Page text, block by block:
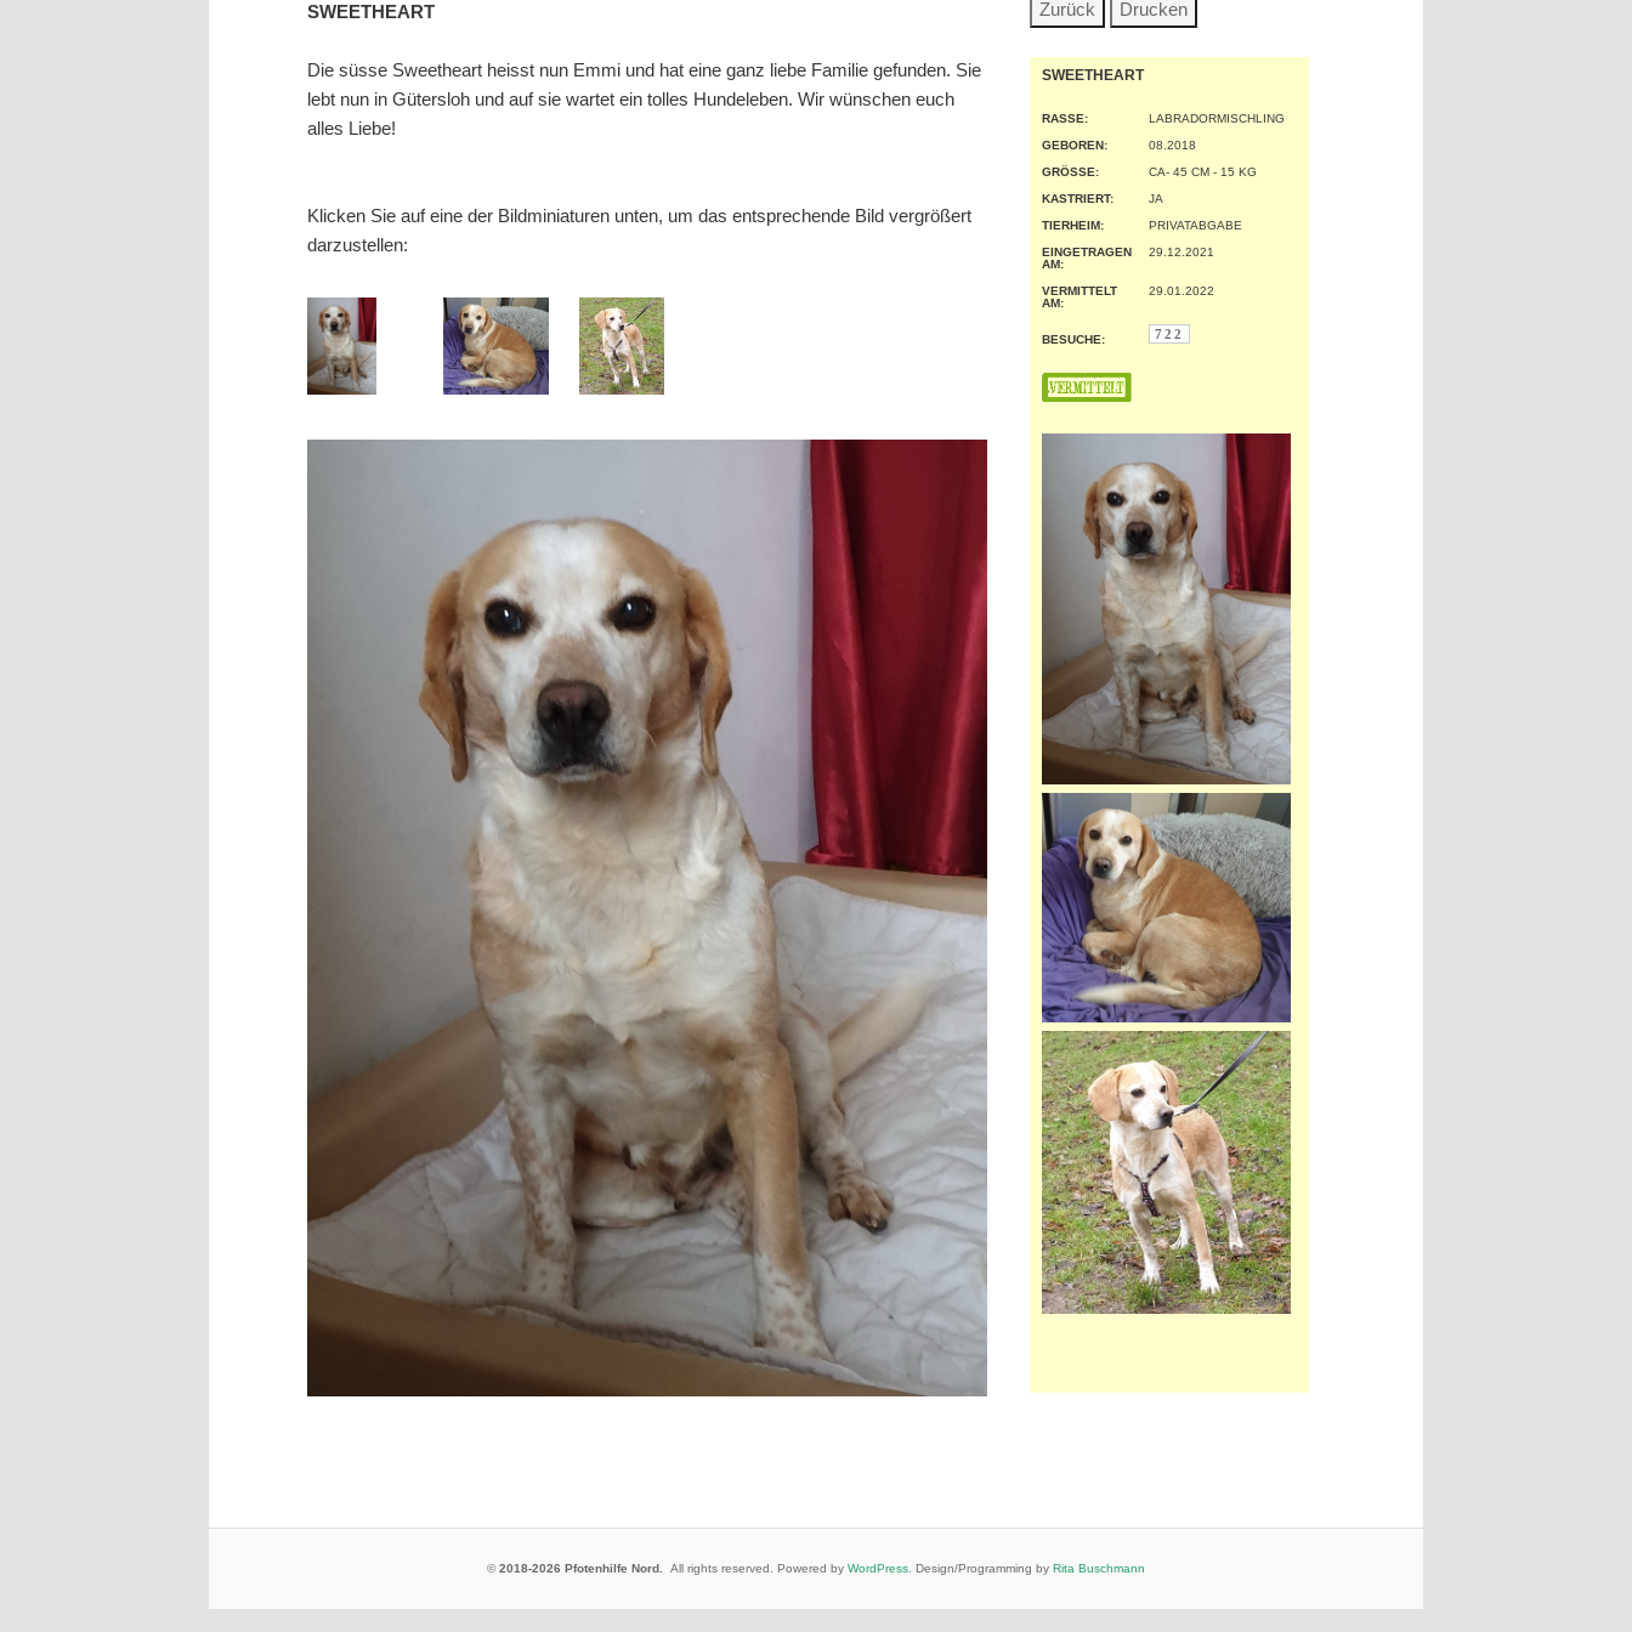
SWEETHEART
Die süsse Sweetheart heisst nun Emmi und hat eine ganz liebe Familie gefunden. Sie
lebt nun in Gütersloh und auf sie wartet ein tolles Hundeleben. Wir wünschen euch
alles Liebe!
Klicken Sie auf eine der Bildminiaturen unten, um das entsprechende Bild vergrößert
darzustellen:
SWEETHEART
RASSE:
LABRADORMISCHLING
GEBOREN:
08.2018
GRÖSSE:
CA- 45 CM - 15 KG
KASTRIERT:
JA
TIERHEIM:
PRIVATABGABE
EINGETRAGEN
AM:
29.12.2021
VERMITTELT
AM:
29.01.2022
BESUCHE: 722
©2018-2026 Pfotenhilfe Nord. All rights reserved. Powered by WordPress . Design/Programming by Rita Buschmann